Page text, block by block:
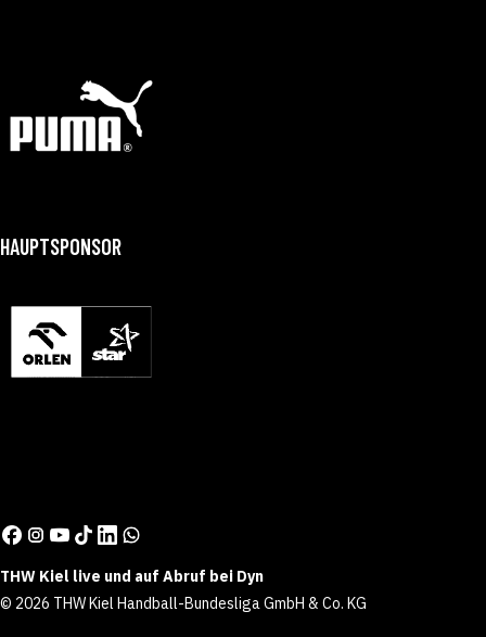
HAUPTSPONSOR
THW Kiel live und auf Abruf bei Dyn
© 2026 THW Kiel Handball-Bundesliga GmbH & Co. KG